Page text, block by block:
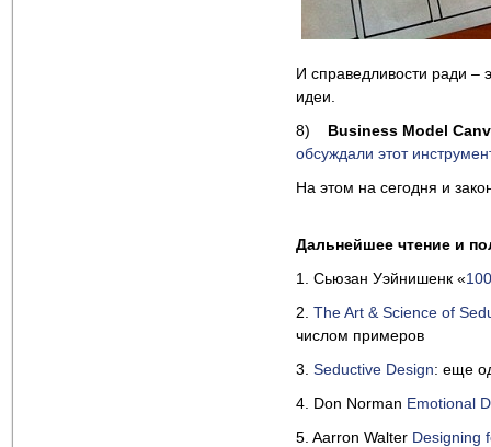
И справедливости ради –
идеи.
8) Business Model
обсуждали этот
На этом на сегодня и
Дальнейшее чтение и
1. Сьюзан Уэйнишенк «
2. The Art & Science of
числом примеров
3. Seductive Design: еще
4. Don Norman Emotional
5. Aarron Walter Designing